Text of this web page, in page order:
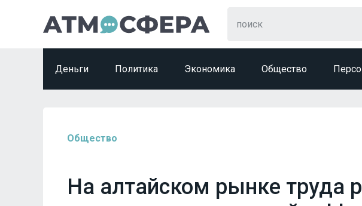
Деньги Политика Экономика Общество
Общество
На алтайском рынке труда